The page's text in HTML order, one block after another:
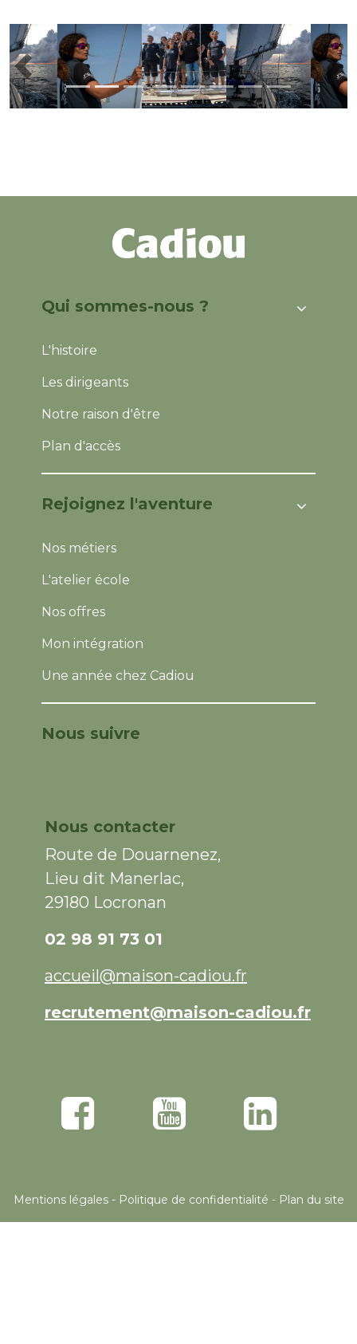
Previous
Qui sommes-nous ?
L'histoire
Les dirigeants
Notre raison d'être
Plan d'accès
Rejoignez l'aventure
Nos métiers
L'atelier école
Nos offres
Mon intégration
Une année chez Cadiou
Nous suivre
Nous contacter
Route de Douarnenez,
Lieu dit Manerlac,
29180 Locronan
02 98 91 73 01
accueil@maison-cadiou.fr
recrutement@maison-cadiou.fr
Mentions légales - Politique de confidentialité - Plan du site